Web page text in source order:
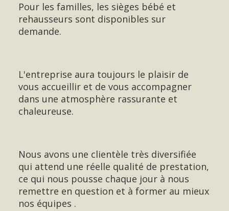
Pour les familles, les sièges bébé et
rehausseurs sont disponibles sur
demande.
L'entreprise aura toujours le plaisir de
vous accueillir et de vous accompagner
dans une atmosphère rassurante et
chaleureuse.
Nous avons une clientèle très diversifiée
qui attend une réelle qualité de prestation,
ce qui nous pousse chaque jour à nous
remettre en question et à former au mieux
nos équipes .